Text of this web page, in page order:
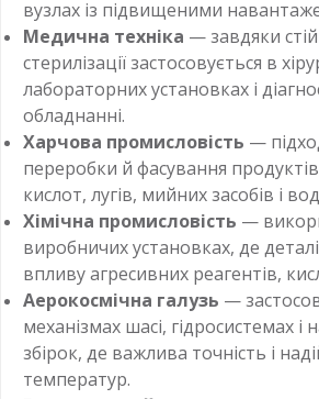
вузлах із підвищеними
Медична техніка — завдяки
стерилізації застосовується в
лабораторних установках і
обладнанні.
Харчова промисловість —
переробки й фасування продуктів,
кислот, лугів, мийних засобів і
Хімічна промисловість —
виробничих установках, де
впливу агресивних реагентів,
Аерокосмічна галузь —
механізмах шасі, гідросистемах
збірок, де важлива точність і
температур.